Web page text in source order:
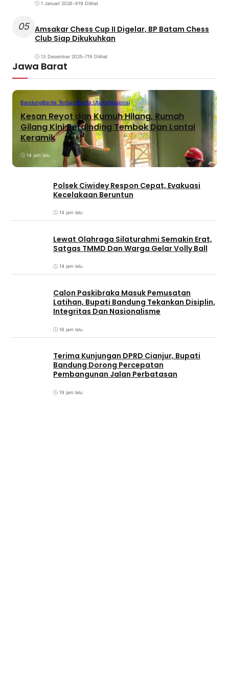
1 Januari 2026•919 Dilihat
05 Amsakar Chess Cup II Digelar, BP Batam Chess
Club Siap Dikukuhkan
13 Desember 2025•719 Dilihat
Jawa Barat
BandungBerita TerbaruBerita UtamaNasional
Kesan Reyot dan Kumuh Hilang, Rumah
Gilang Kini Berdinding Tembok Dan Lantai
Keramik
14 jam lalu
Polsek Ciwidey Respon Cepat, Evakuasi
Kecelakaan Beruntun
14 jam lalu
Lewat Olahraga Silaturahmi Semakin Erat,
Satgas TMMD Dan Warga Gelar Volly Ball
14 jam lalu
Calon Paskibraka Masuk Pemusatan
Latihan, Bupati Bandung Tekankan Disiplin,
Integritas Dan Nasionalisme
18 jam lalu
Terima Kunjungan DPRD Cianjur, Bupati
Bandung Dorong Percepatan
Pembangunan Jalan Perbatasan
19 jam lalu